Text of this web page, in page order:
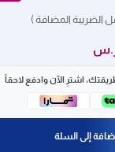
الضريبة المضافة )
اشترِ الآن وادفع لاحقاً
إلى السلة